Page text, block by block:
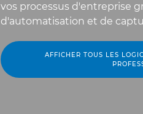
vos processus d'entreprise
d'automatisation et de
AFFICHER TOUS LES